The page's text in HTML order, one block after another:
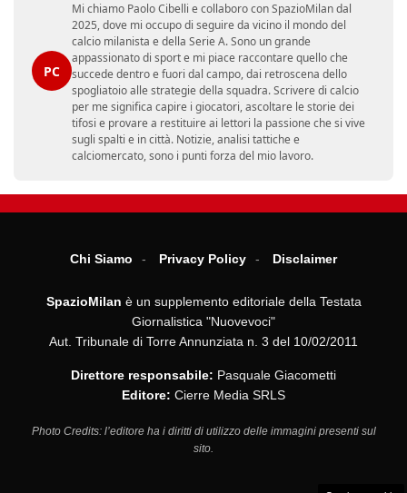
PC
Mi chiamo Paolo Cibelli e collaboro con SpazioMilan dal
2025, dove mi occupo di seguire da vicino il mondo del
calcio milanista e della Serie A. Sono un grande
appassionato di sport e mi piace raccontare quello che
succede dentro e fuori dal campo, dai retroscena dello
spogliatoio alle strategie della squadra. Scrivere di calcio
per me significa capire i giocatori, ascoltare le storie dei
tifosi e provare a restituire ai lettori la passione che si vive
sugli spalti e in città. Notizie, analisi tattiche e
calciomercato, sono i punti forza del mio lavoro.
Chi Siamo Privacy Policy Disclaimer
SpazioMilan è un supplemento editoriale della Testata
Giornalistica "Nuovevoci"
Aut. Tribunale di Torre Annunziata n. 3 del 10/02/2011
Direttore responsabile: Pasquale Giacometti
Editore: Cierre Media SRLS
Photo Credits: l’editore ha i diritti di utilizzo delle immagini presenti sul
sito.